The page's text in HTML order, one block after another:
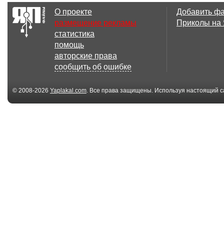
О проекте
размещение рекламы
статистика
помощь
авторские права
сообщить об ошибке
Добавить
Приколы
© 2008-2026 Yaplakal.com. Все права защищены. Используя настоящий